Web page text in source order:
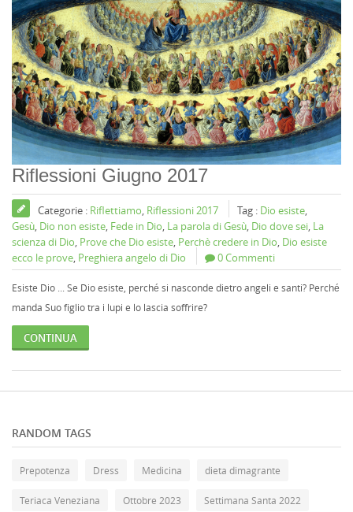
Riflessioni Giugno 2017
Categorie : Riflettiamo, Riflessioni 2017 Tag : Dio esiste,
Gesù, Dio non esiste, Fede in Dio, La parola di Gesù, Dio dove sei, La
scienza di Dio, Prove che Dio esiste, Perchè credere in Dio, Dio esiste
ecco le prove, Preghiera angelo di Dio 0 Commenti
Esiste Dio ... Se Dio esiste, perché si nasconde dietro angeli e santi? Perché
manda Suo figlio tra i lupi e lo lascia soffrire?
CONTINUA
RANDOM TAGS
Prepotenza Dress Medicina dieta dimagrante
Teriaca Veneziana Ottobre 2023 Settimana Santa 2022